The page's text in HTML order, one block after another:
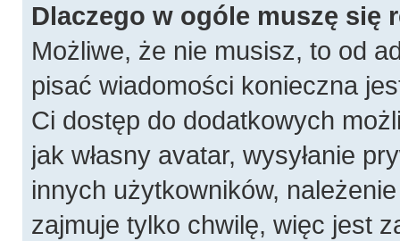
Dlaczego w ogóle muszę się
Możliwe, że nie musisz, to od
pisać wiadomości konieczna
Ci dostęp do dodatkowych
jak własny avatar, wysyłanie
innych użytkowników,
zajmuje tylko chwilę, więc jest